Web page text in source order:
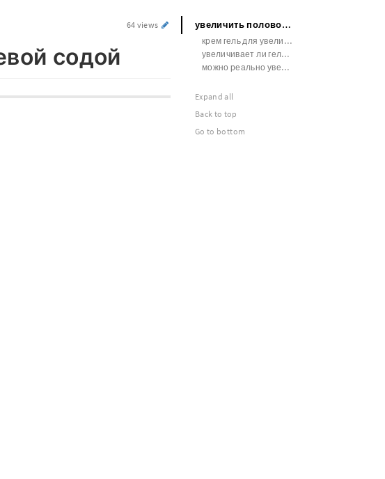
64 views
содой
увеличить половой член пищевой содой
крем гель для увеличения члена в ярославле
увеличивает ли гель член
можно реально увеличить член
Expand all
Back to top
Go to bottom